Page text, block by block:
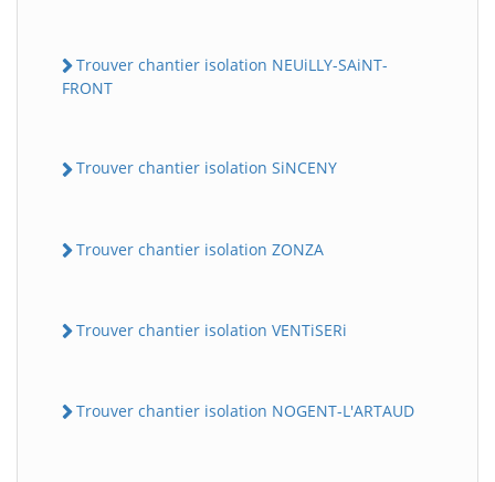
Trouver chantier isolation NEUiLLY-SAiNT-
FRONT
Trouver chantier isolation SiNCENY
Trouver chantier isolation ZONZA
Trouver chantier isolation VENTiSERi
Trouver chantier isolation NOGENT-L'ARTAUD